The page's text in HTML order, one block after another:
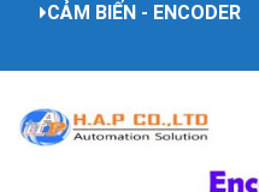
CẢM BIẾN - ENCODER